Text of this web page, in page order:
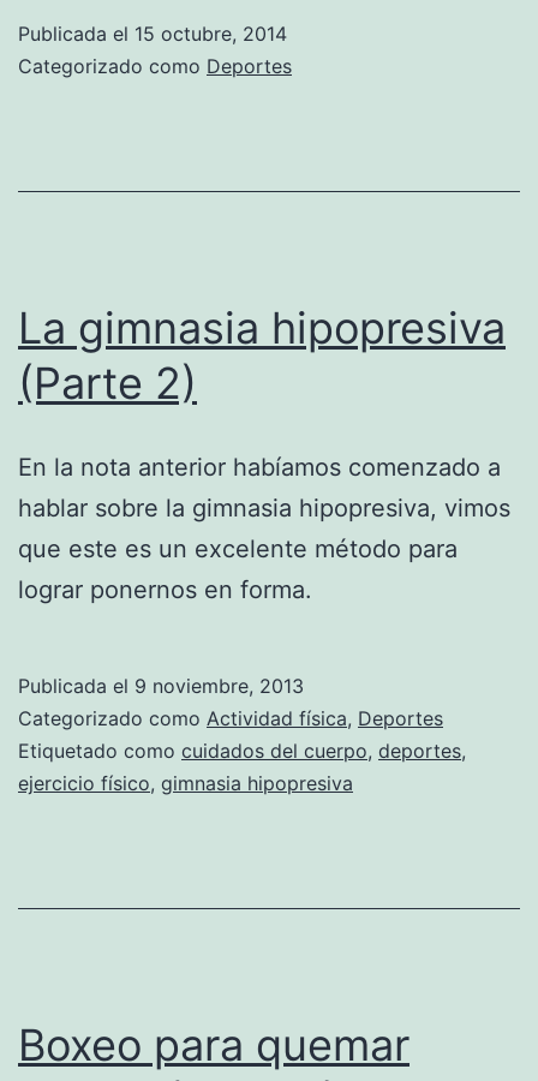
Publicada el 15 octubre, 2014
Categorizado como Deportes
La gimnasia hipopresiva
(Parte 2)
En la nota anterior habíamos comenzado a
hablar sobre la gimnasia hipopresiva, vimos
que este es un excelente método para
lograr ponernos en forma.
Publicada el 9 noviembre, 2013
Categorizado como Actividad física, Deportes
Etiquetado como cuidados del cuerpo, deportes,
ejercicio físico, gimnasia hipopresiva
Boxeo para quemar